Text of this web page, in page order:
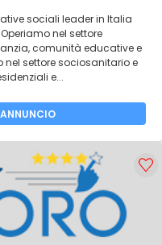
sociali leader in Italia
nel settore
comunità educative e
settore sociosanitario e
e...